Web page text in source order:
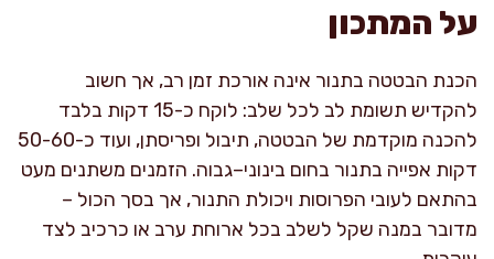
על המתכון
הכנת הבטטה בתנור אינה אורכת זמן רב, אך חשוב
להקדיש תשומת לב לכל שלב: לוקח כ-15 דקות בלבד
להכנה מוקדמת של הבטטה, תיבול ופריסתן, ועוד כ-50-60
דקות אפייה בתנור בחום בינוני–גבוה. הזמנים משתנים מעט
בהתאם לעובי הפרוסות ויכולת התנור, אך בסך הכול –
מדובר במנה שקל לשלב בכל ארוחת ערב או כרכיב לצד